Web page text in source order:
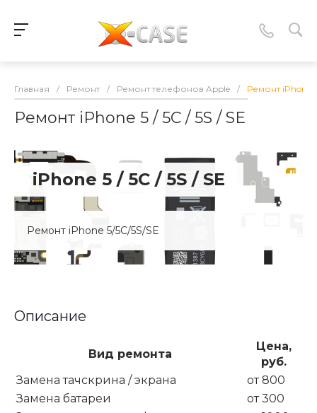
Главная / Ремонт / Ремонт телефонов Apple / Ремонт iPhone 5
Ремонт iPhone 5 / 5C / 5S / SE
iPhone 5 / 5C / 5S / SE
Ремонт iPhone 5/5C/5S/SE
Описание
Вид ремонта
Цена,
руб.
Замена тачскрина / экрана
от 800
Замена батареи
от 300